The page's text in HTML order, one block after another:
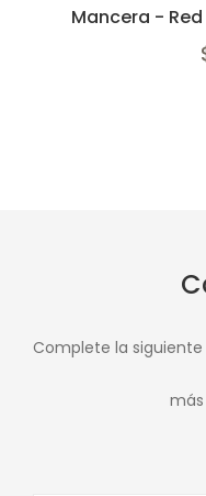
Mancera -
Complete la